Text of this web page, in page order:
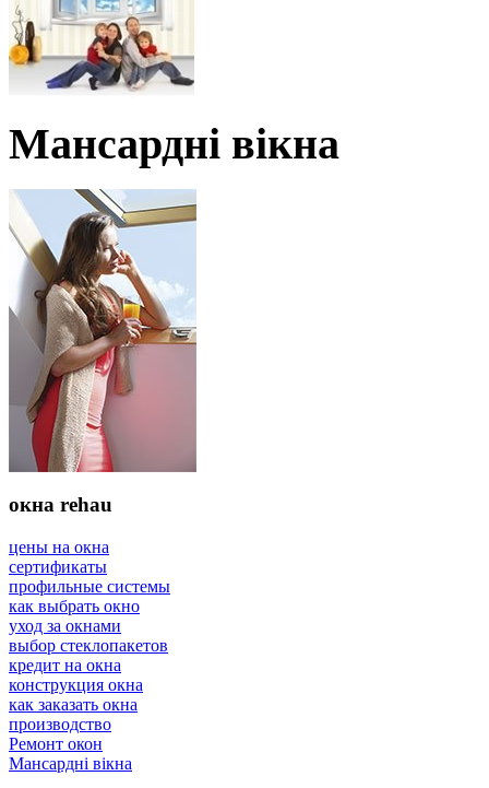
Мансардні вікна
окна rehau
цены на окна
сертификаты
профильные системы
как выбрать окно
уход за окнами
выбор стеклопакетов
кредит на окна
конструкция окна
как заказать окна
производство
Ремонт окон
Мансардні вікна